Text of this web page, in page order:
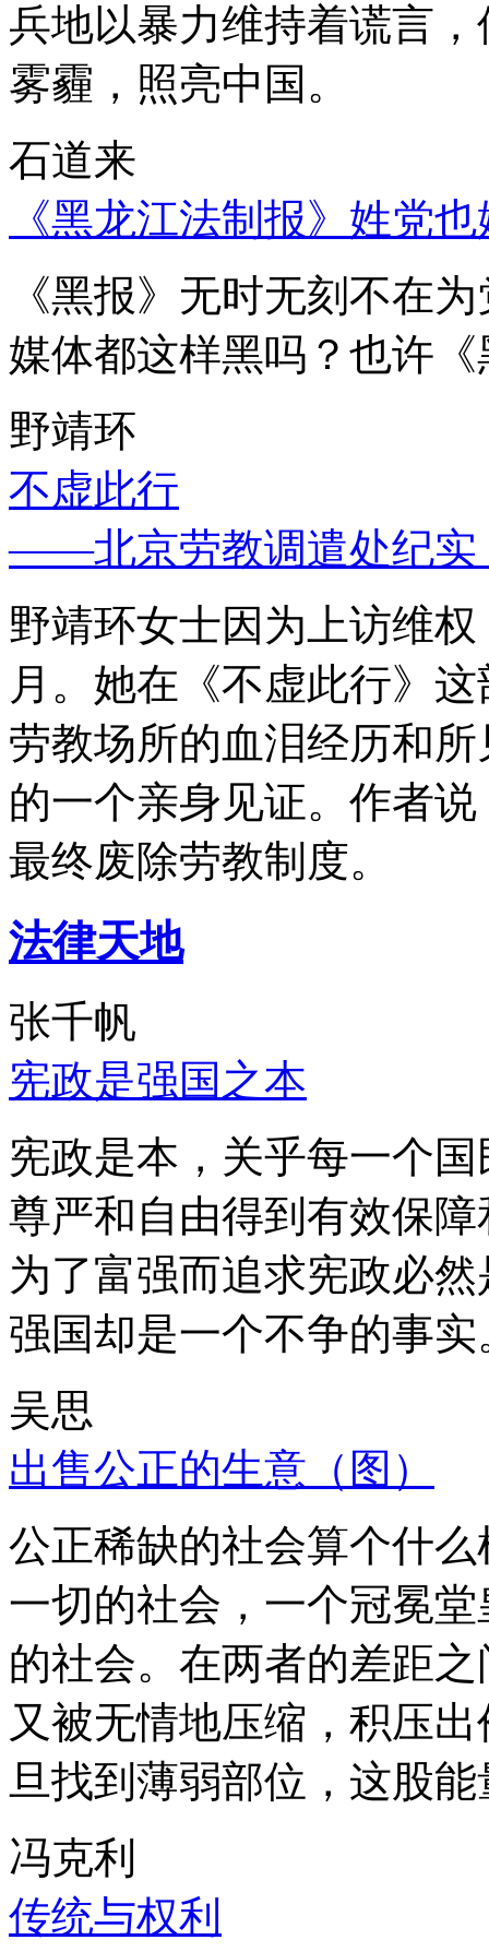
兵地以暴力维持着谎言
雾霾，照亮中国。
石道来
《黑龙江法制报》姓党
《黑报》无时无刻不在
媒体都这样黑吗？也许
野靖环
不虚此行
——北京劳教调遣处纪实
野靖环女士因为上访维
月。她在《不虚此行》
劳教场所的血泪经历和
的一个亲身见证。作者
最终废除劳教制度。
法律天地
张千帆
宪政是强国之本
宪政是本，关乎每一个
尊严和自由得到有效保
为了富强而追求宪政必
强国却是一个不争的事实
吴思
出售公正的生意（图）
公正稀缺的社会算个什
一切的社会，一个冠冕
的社会。在两者的差距
又被无情地压缩，积压
旦找到薄弱部位，这股
冯克利
传统与权利